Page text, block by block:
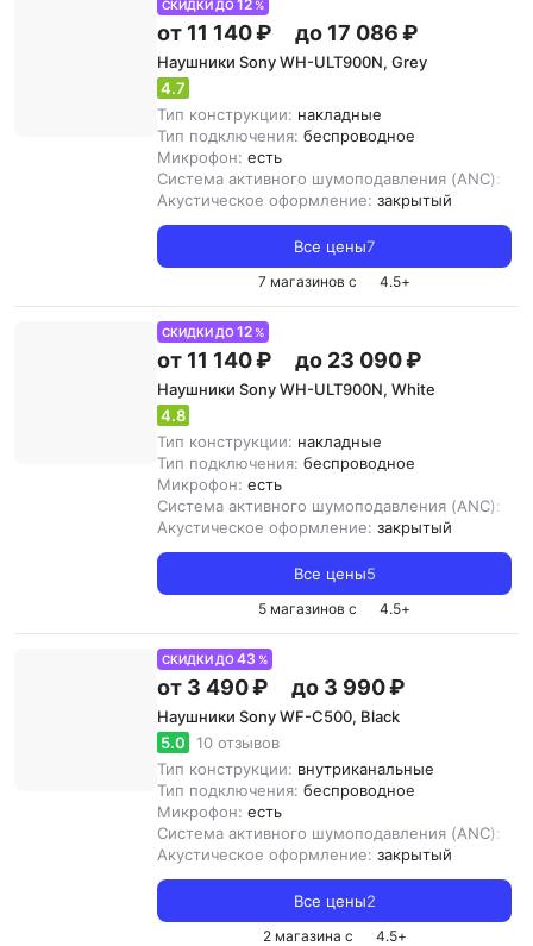
СКИДКИ ДО12 %
от 11 140 ₽ до 17 086 ₽
Наушники Sony WH-ULT900N, Grey
4.7
Тип конструкции: накладные
Тип подключения: беспроводное
Микрофон: есть
Система активного шумоподавления (ANC):
Акустическое оформление: закрытый
Все цены7
7 магазинов с 4.5+
СКИДКИ ДО12 %
от 11 140 ₽ до 23 090 ₽
Наушники Sony WH-ULT900N, White
4.8
Тип конструкции: накладные
Тип подключения: беспроводное
Микрофон: есть
Система активного шумоподавления (ANC):
Акустическое оформление: закрытый
Все цены5
5 магазинов с 4.5+
СКИДКИ ДО43 %
от 3 490 ₽ до 3 990 ₽
Наушники Sony WF-C500, Black
5.0
10 отзывов
Тип конструкции: внутриканальные
Тип подключения: беспроводное
Микрофон: есть
Система активного шумоподавления (ANC):
Акустическое оформление: закрытый
Все цены2
2 магазина с 4.5+